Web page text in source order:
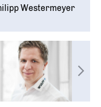
Westermeyer